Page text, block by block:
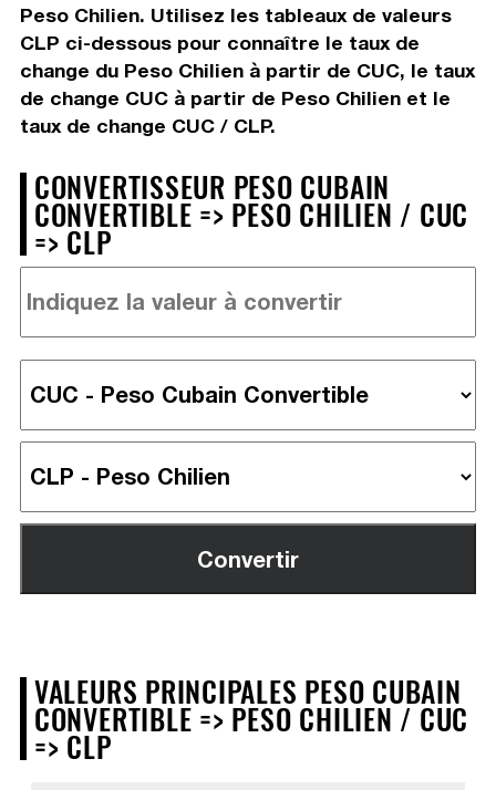
Peso Chilien. Utilisez les tableaux de valeurs
CLP ci-dessous pour connaître le taux de
change du Peso Chilien à partir de CUC, le taux
de change CUC à partir de Peso Chilien et le
taux de change CUC / CLP.
CONVERTISSEUR PESO CUBAIN
CONVERTIBLE => PESO CHILIEN / CUC
=> CLP
VALEURS PRINCIPALES PESO CUBAIN
CONVERTIBLE => PESO CHILIEN / CUC
=> CLP